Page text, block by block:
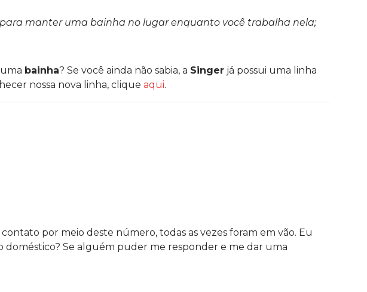
manter uma bainha no lugar enquanto você trabalha nela;
bainha? Se você ainda não sabia, a Singer já possui uma linha
nossa nova linha, clique aqui.
por meio deste número, todas as vezes foram em vão. Eu
Se alguém puder me responder e me dar uma